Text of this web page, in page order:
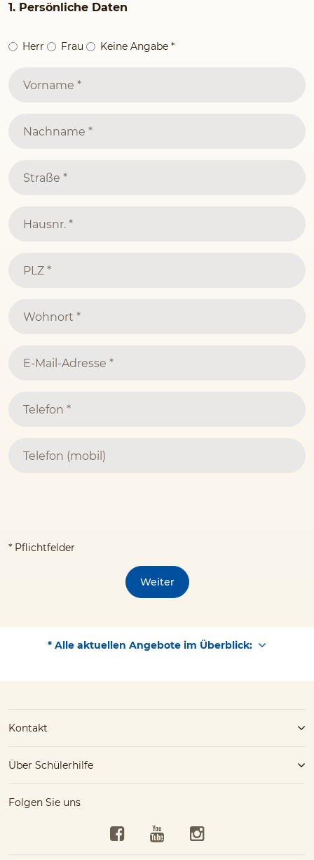
1. Persönliche Daten
Herr Frau Keine Angabe *
* Pflichtfelder
Weiter
* Alle aktuellen Angebote im Überblick:
Kontakt
Über Schülerhilfe
Folgen Sie uns
FacebookYouTubeInstagram